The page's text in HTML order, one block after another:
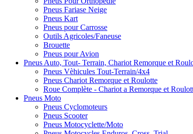
Pneus Fariase Neige
Pneus Kart
Pneus pour Carrosse
Outils Agricoles/Faneuse
Brouette
Pneus pour Avion
Pneus Auto, Tout- Terrain, Chariot Remorque et
Pneus Vèhicules Tout-Terrain/4x4
Pneus Chariot Remorque et Roulotte
Roue Complète - Chariot a Remorque et
Pneus Moto
Pneus Cyclomoteurs
Pneus Scooter
Pneus Motocyclette/Moto